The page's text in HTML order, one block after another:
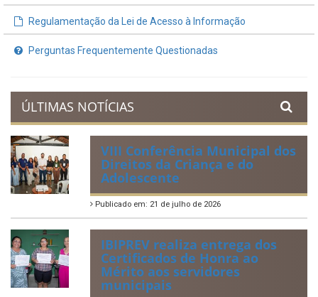
Regulamentação da Lei de Acesso à Informação
Perguntas Frequentemente Questionadas
ÚLTIMAS NOTÍCIAS
VIII Conferência Municipal dos
Direitos da Criança e do
Adolescente
Publicado em: 21 de julho de 2026
IBIPREV realiza entrega dos
Certificados de Honra ao
Mérito aos servidores
municipais